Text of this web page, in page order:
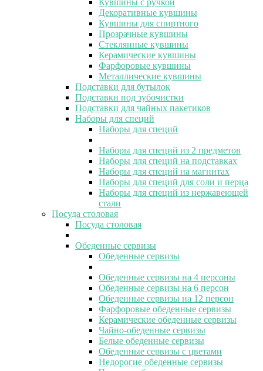
Декоративные кувшины
Кувшины для спиртного
Прозрачные кувшины
Стеклянные кувшины
Керамические кувшины
Фарфоровые кувшины
Металлические кувшины
Подставки для бутылок
Подставки под зубочистки
Подставки для чайных пакетиков
Наборы для специй
Наборы для специй
Наборы для специй из 2 предметов
Наборы для специй на подставках
Наборы для специй на магнитах
Наборы для специй для соли и перца
Наборы для специй из нержавеющей
стали
Посуда столовая
Посуда столовая
Обеденные сервизы
Обеденные сервизы
Обеденные сервизы на 4 персоны
Обеденные сервизы на 6 персон
Обеденные сервизы на 12 персон
Фарфоровые обеденные сервизы
Керамические обеденные сервизы
Чайно-обеденные сервизы
Белые обеденные сервизы
Обеденные сервизы с цветами
Недорогие обеденные сервизы